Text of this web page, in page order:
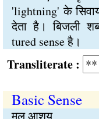
'lightning' के
देता है। बिजली
tured sense है।
:
Basic Sense
मूल आशय